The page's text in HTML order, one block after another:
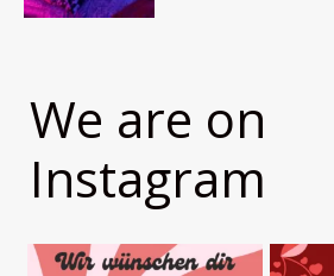
We are on
Instagram